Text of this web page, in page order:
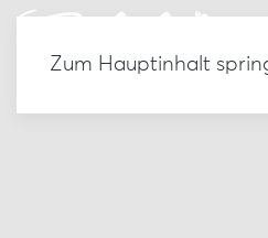
Zum Hauptinhalt